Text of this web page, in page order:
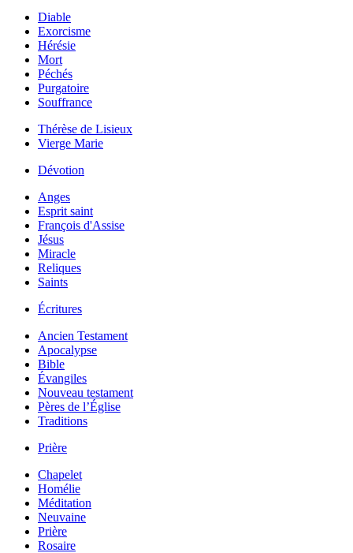
Diable
Exorcisme
Hérésie
Mort
Péchés
Purgatoire
Souffrance
Thérèse de Lisieux
Vierge Marie
Dévotion
Anges
Esprit saint
François d'Assise
Jésus
Miracle
Reliques
Saints
Écritures
Ancien Testament
Apocalypse
Bible
Évangiles
Nouveau testament
Pères de l’Église
Traditions
Prière
Chapelet
Homélie
Méditation
Neuvaine
Prière
Rosaire